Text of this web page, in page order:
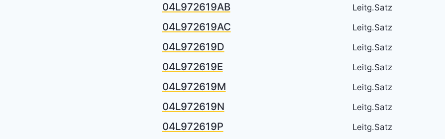
04L972619AB Leitg.Satz
04L972619AC Leitg.Satz
04L972619D Leitg.Satz
04L972619E Leitg.Satz
04L972619M Leitg.Satz
04L972619N Leitg.Satz
04L972619P Leitg.Satz